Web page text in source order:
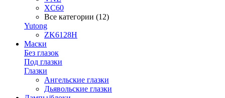
XC60
Все категории (12)
Yutong
ZK6128H
Маски
Без глазок
Под глазки
Глазки
Ангельские глазки
Дьявольские глазки